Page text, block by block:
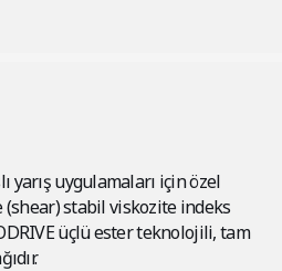
yarış uygulamaları için özel
stabil viskozite indeks
üçlü ester teknolojili, tam